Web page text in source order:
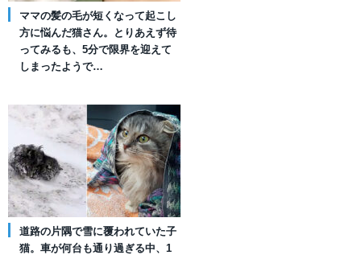
ママの髪の毛が短くなって起こし
方に悩んだ猫さん。とりあえず待
ってみるも、5分で限界を迎えて
しまったようで…
道路の片隅で雪に覆われていた子
猫。車が何台も通り過ぎる中、1